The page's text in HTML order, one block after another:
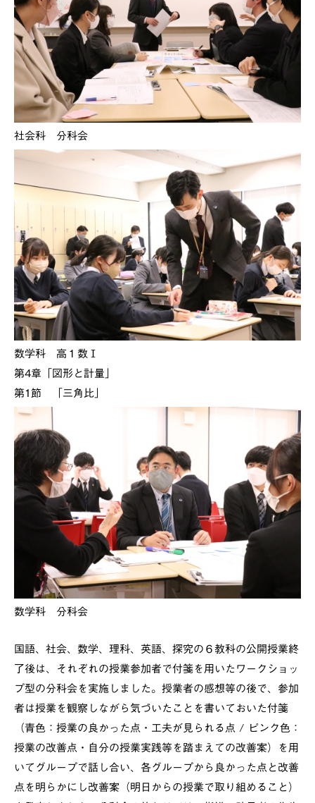
社会科 分科会
数学科 高１数Ⅰ
第4章「図形と計量」
第1節 「三角比」
数学科 分科会
国語、社会、数学、理科、英語、探究の６教科の公開授業終
了後は、それぞれの授業参加者で付箋を用いたワークショッ
プ型の分科会を実施しました。授業者の感想等の後で、参加
者は授業を観察しながら気づいたことを書いておいた付箋
（青色：授業の良かった点・工夫が見られる点 / ピンク色：
授業の改善点・自分の授業実践等を踏まえての改善案）を用
いてグループで話し合い、各グループから良かった点と改善
点を明らかにし改善案（明日からの授業で取り組めること）